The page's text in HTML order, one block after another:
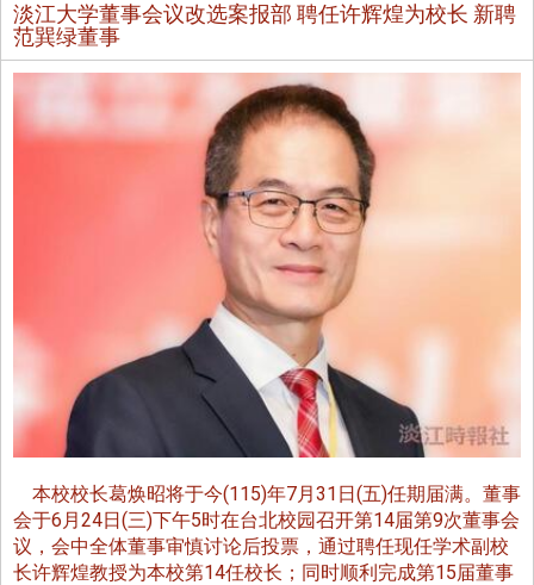
淡江大学董事会议改选案报部 聘任许辉煌为校长 新聘
范巽绿董事
本校校长葛焕昭将于今(115)年7月31日(五)任期届满。董事
会于6月24日(三)下午5时在台北校园召开第14届第9次董事会
议，会中全体董事审慎讨论后投票，通过聘任现任学术副校
长许辉煌教授为本校第14任校长；同时顺利完成第15届董事